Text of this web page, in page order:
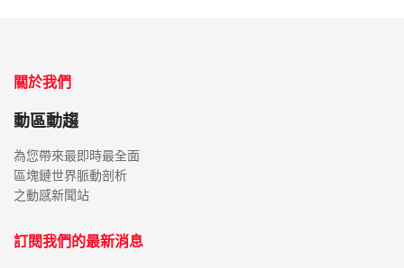
關於我們
動區動趨
為您帶來最即時最全面
區塊鏈世界脈動剖析
之動感新聞站
訂閱我們的最新消息